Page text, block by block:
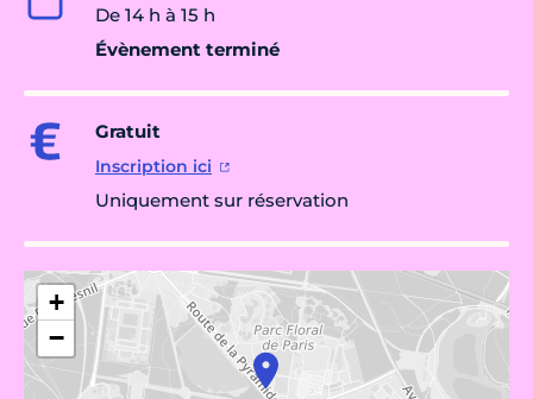
De 14 h à 15 h
Évènement terminé
Gratuit
Inscription ici
Uniquement sur réservation
+
−